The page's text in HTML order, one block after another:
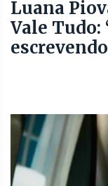
Luana
Vale Tudo: